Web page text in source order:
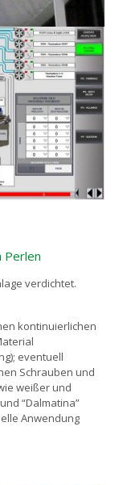
Perlen
verdichtet.
kontinuierlichen
eventuell
Schrauben und
weißer und
“Dalmatina”
Anwendung